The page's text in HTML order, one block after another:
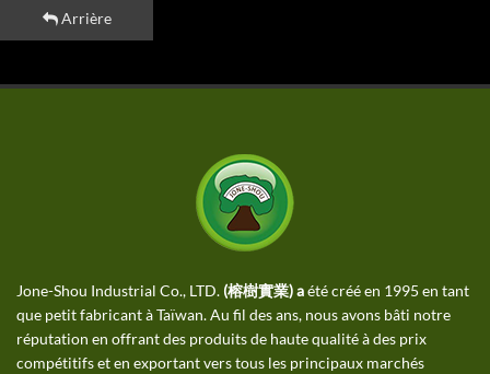
Arrière
Jone-Shou Industrial Co., LTD. (榕樹實業) aété créé en 1995 en tant
que petit fabricant à Taïwan. Au fil des ans, nous avons bâti notre
réputation en offrant des produits de haute qualité à des prix
compétitifs et en exportant vers tous les principaux marchés